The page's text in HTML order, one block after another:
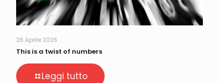
26 Aprile 2026
This is a twist of numbers
Leggi tutto